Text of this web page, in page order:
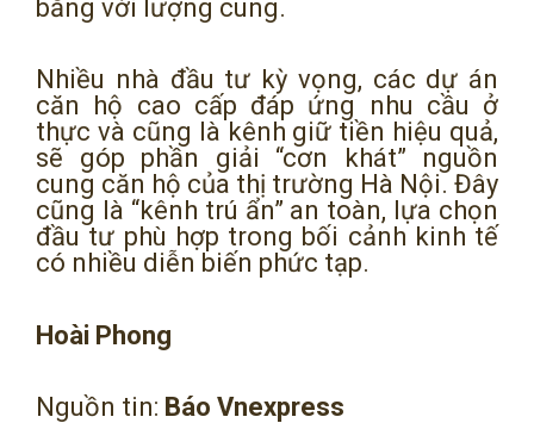
bằng với lượng cung.
Nhiều nhà đầu tư kỳ vọng, các dự án
căn hộ cao cấp đáp ứng nhu cầu ở
thực và cũng là kênh giữ tiền hiệu quả,
sẽ góp phần giải “cơn khát” nguồn
cung căn hộ của thị trường Hà Nội. Đây
cũng là “kênh trú ẩn” an toàn, lựa chọn
đầu tư phù hợp trong bối cảnh kinh tế
có nhiều diễn biến phức tạp.
Hoài Phong
Nguồn tin: Báo Vnexpress